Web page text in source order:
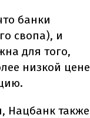
банки
свопа), и
для того,
низкой цене
Нацбанк также